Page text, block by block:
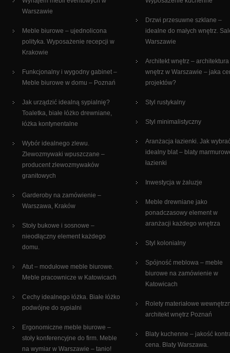
Warszawie
Meble biurowe – ujednolicona
polityka. Wyposażenie recepcji w
Krakowie
Funkcjonalny i wygodny gabinet –
Meble biurowe w domu – Poznań
Jak urządzić idealną sypialnię?
Toaletka, białe łóżko drewniane,
łóżka kontynentalne
Wybór idealnego zlewu.
Zlewozmywaki wpuszczane –
producent zlewozmywaków
granitowych
Garderoby na zamówienie –
Warszawa, Kraków
Stoły bukowe i sosnowe –
nieodłączny element każdego
domu.
Atut – modułowe meble biurowe.
Meble pracownicze w Katowicach
Cechy idealnego łóżka. Białe łóżko
podwójne do sypialni
Ergonomiczne meble biurowe –
stoły konferencyjne do firm. Meble
na wymiar w Warszawie – tanio!
Drzwi przesuwne szklane –
idealne do małych wnętrz.
Warszawie
Architekt wnętrz – architektura
wnętrz w Warszawie – jaka
projektów?
Styl rustykalny
Styl minimalistyczny
Aranżacja łazienki. Jak
idealny blat – blaty
łazienki
Inwestycja w żaluzje
Meble drewniane jako
ponadczasowy element w
aranżacji każdego wnętrza
Styl kolonialny
Spójność meblowa – meble
biurowe na zamówienie w
Katowicach
Rolety materiałowe
architekt wnętrz Poznań
Blaty kuchenne – jakość
cena. Blaty Warszawa.